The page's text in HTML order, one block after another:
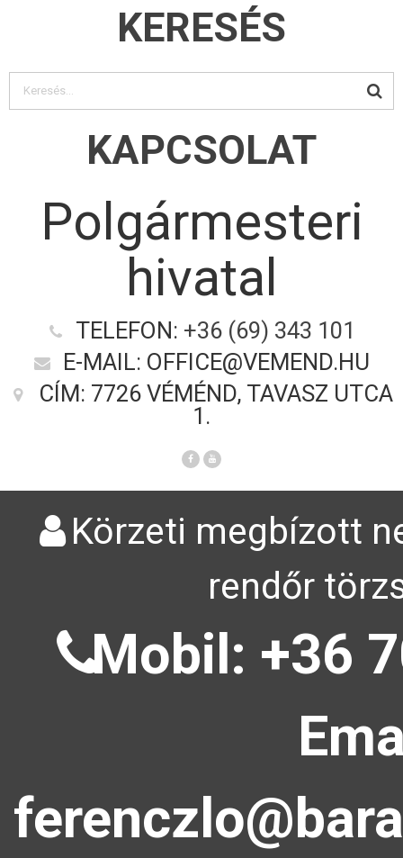
KERESÉS
KAPCSOLAT
Polgármesteri
hivatal
TELEFON: +36 (69) 343 101
E-MAIL: OFFICE@VEMEND.HU
CÍM: 7726 VÉMÉND, TAVASZ UTCA
1.
Körzeti megbízott
rendőr
Mobil: +36